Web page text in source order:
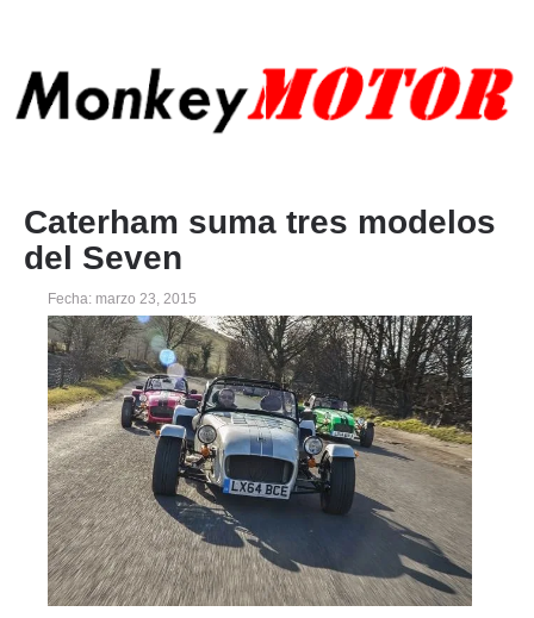
Caterham suma tres modelos
del Seven
Fecha: marzo 23, 2015